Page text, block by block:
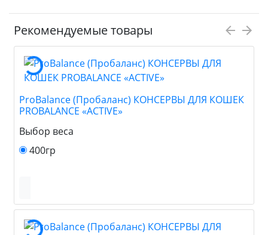
Рекомендуемые товары
ProBalance (Пробаланс) КОНСЕРВЫ ДЛЯ КОШЕК
PROBALANCE «ACTIVE»
Выбор веса
400гр